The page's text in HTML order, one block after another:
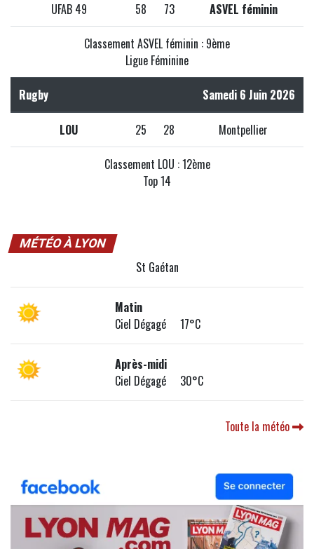
UFAB 49 58 73 ASVEL féminin
Classement ASVEL féminin : 9ème
Ligue Féminine
Rugby Samedi 6 Juin 2026
LOU 25 28 Montpellier
Classement LOU : 12ème
Top 14
MÉTÉO À LYON
St Gaétan
Matin
Ciel Dégagé 17°C
Après-midi
Ciel Dégagé 30°C
Toute la météo